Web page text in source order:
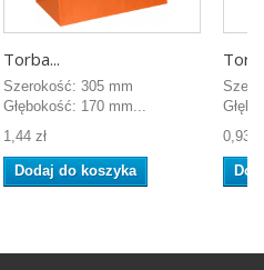
Torba...
Szerokość: 305 mm
Głębokość: 170 mm...
1,44 zł
Dodaj do koszyka
0,93